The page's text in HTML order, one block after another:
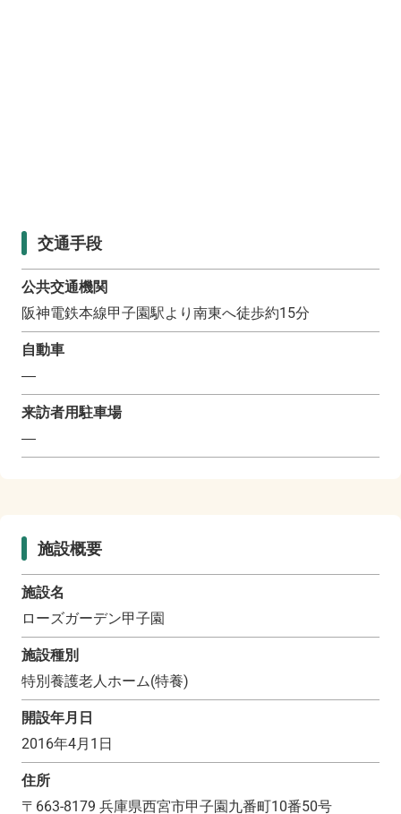
交通手段
公共交通機関
阪神電鉄本線甲子園駅より南東へ徒歩約15分
自動車
―
来訪者用駐車場
―
施設概要
施設名
ローズガーデン甲子園
施設種別
特別養護老人ホーム(特養)
開設年月日
2016年4月1日
住所
〒 663-8179 兵庫県西宮市甲子園九番町10番50号